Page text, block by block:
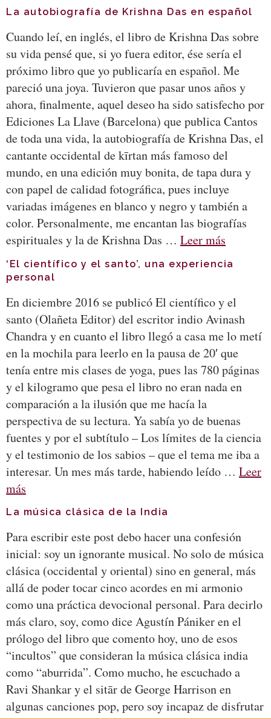
La autobiografía de Krishna Das en español
Cuando leí, en inglés, el libro de Krishna Das sobre
su vida pensé que, si yo fuera editor, ése sería el
próximo libro que yo publicaría en español. Me
pareció una joya. Tuvieron que pasar unos años y
ahora, finalmente, aquel deseo ha sido satisfecho por
Ediciones La Llave (Barcelona) que publica Cantos
de toda una vida, la autobiografía de Krishna Das, el
cantante occidental de kīrtan más famoso del
mundo, en una edición muy bonita, de tapa dura y
con papel de calidad fotográfica, pues incluye
variadas imágenes en blanco y negro y también a
color. Personalmente, me encantan las biografías
espirituales y la de Krishna Das … Leer más
‘El científico y el santo’, una experiencia
personal
En diciembre 2016 se publicó El científico y el
santo (Olañeta Editor) del escritor indio Avinash
Chandra y en cuanto el libro llegó a casa me lo metí
en la mochila para leerlo en la pausa de 20′ que
tenía entre mis clases de yoga, pues las 780 páginas
y el kilogramo que pesa el libro no eran nada en
comparación a la ilusión que me hacía la
perspectiva de su lectura. Ya sabía yo de buenas
fuentes y por el subtítulo – Los límites de la ciencia
y el testimonio de los sabios – que el tema me iba a
interesar. Un mes más tarde, habiendo leído … Leer
más
La música clásica de la India
Para escribir este post debo hacer una confesión
inicial: soy un ignorante musical. No solo de música
clásica (occidental y oriental) sino en general, más
allá de poder tocar cinco acordes en mi armonio
como una práctica devocional personal. Para decirlo
más claro, soy, como dice Agustín Pániker en el
prólogo del libro que comento hoy, uno de esos
“incultos” que consideran la música clásica india
como “aburrida”. Como mucho, he escuchado a
Ravi Shankar y el sitār de George Harrison en
algunas canciones pop, pero soy incapaz de disfrutar